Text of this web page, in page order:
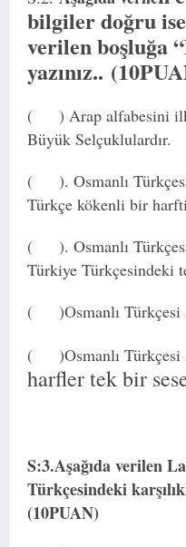
bilgiler doğru
verilen boşluğa
yazınız..
( ) Arap alfabesini ilk
Büyük Selçuklulardır.
( ). Osmanlı
Türkçe kökenli bir
( ). Osmanlı
Türkiye Türkçesindeki
( )Osmanlı Türkçesi
( )Osmanlı Türkçesi
harfler tek bir
S:3.Aşağıda verilen
Türkçesindeki
(10PUAN)